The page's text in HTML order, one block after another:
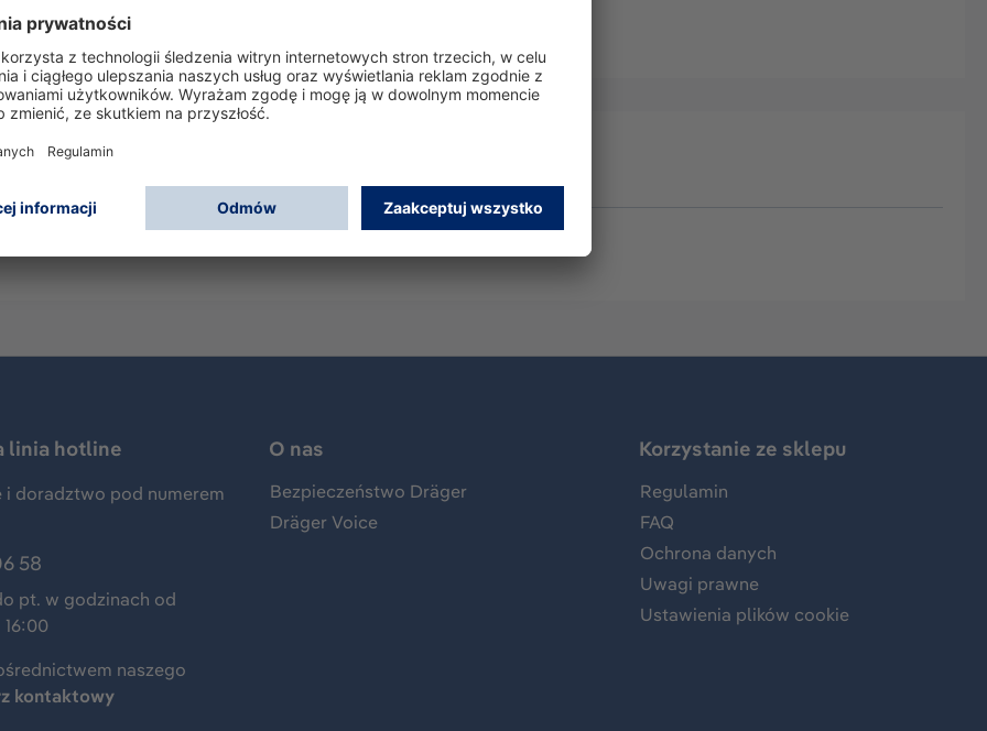
linia hotline
i doradztwo pod numerem
58
pt. w godzinach od
naszego
kontaktowy
O nas
Bezpieczeństwo Dräger
Dräger Voice
Korzystanie ze sklepu
Regulamin
FAQ
Ochrona danych
Uwagi prawne
Ustawienia plików cookie